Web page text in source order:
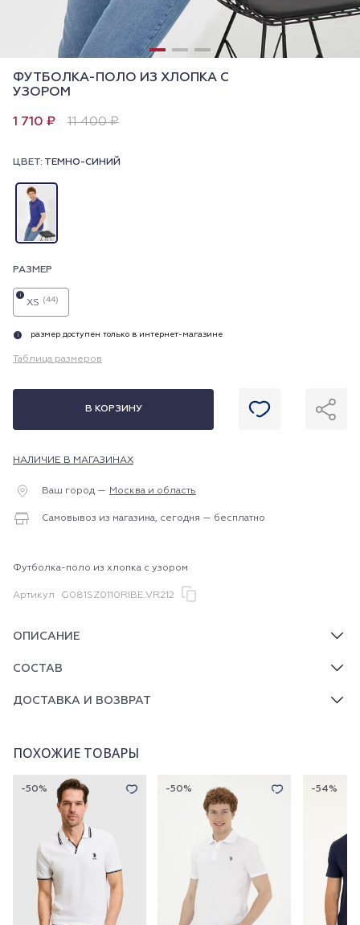
ФУТБОЛКА-ПОЛО ИЗ ХЛОПКА С
УЗОРОМ
1 710 ₽ 11 400 ₽
ЦВЕТ: ТЕМНО-СИНИЙ
РАЗМЕР
XS (44)
i
i размер доступен только в интернет-магазине
Таблица размеров
В КОРЗИНУ
НАЛИЧИЕ В МАГАЗИНАХ
Ваш город — Москва и область
Самовывоз из магазина, сегодня — бесплатно
Футболка-поло из хлопка с узором
Артикул G081SZ0110RIBE.VR212
ОПИСАНИЕ
СОСТАВ
ДОСТАВКА И ВОЗВРАТ
ПОХОЖИЕ ТОВАРЫ
-50% -50% -54%